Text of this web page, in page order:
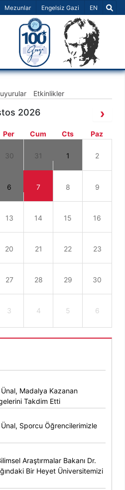
Mezunlar Engelsiz Gazi Dil Seçiniz
EN
Etkinlikler
2026
Per Cum Cts Paz
30 31 1 2
6 7 8 9
13 14 15 16
20 21 22 23
27 28 29 30
3 4 5 6
Madalya Kazanan
Takdim Etti
Sporcu Öğrencilerimizle
Araştırmalar Bakanı Dr.
Bir Heyet Üniversitemizi